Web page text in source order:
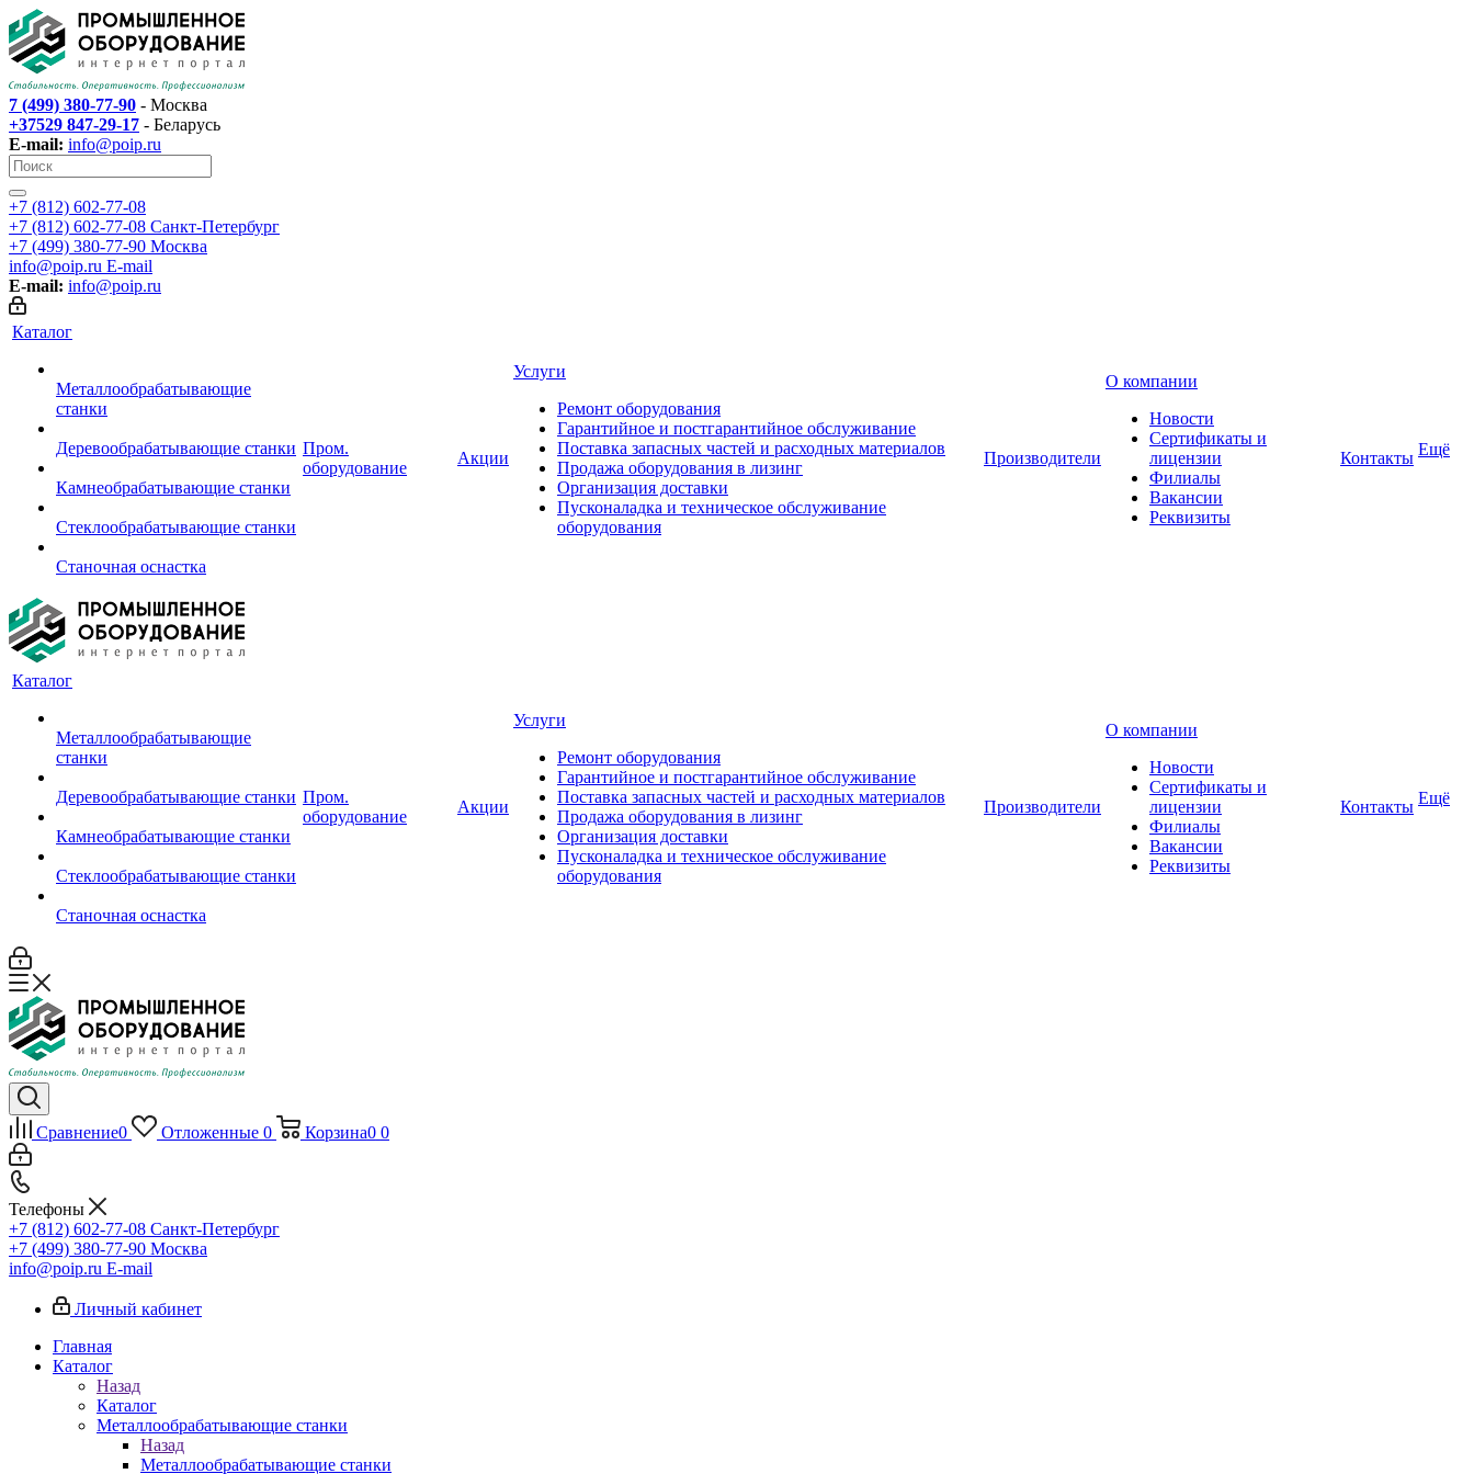
7 (499) 380-77-90 - Москва
+37529 847-29-17 - Беларусь
E-mail: info@poip.ru
+7 (812) 602-77-08
+7 (812) 602-77-08 Санкт-Петербург
+7 (499) 380-77-90 Москва
info@poip.ru E-mail
E-mail: info@poip.ru
Каталог
Металлообрабатывающие
станки
Деревообрабатывающие станки
Камнеобрабатывающие станки
Стеклообрабатывающие станки
Станочная оснастка
Пром.
оборудование
Акции
Услуги
Ремонт оборудования
Гарантийное и постгарантийное обслуживание
Поставка запасных частей и расходных материалов
Продажа оборудования в лизинг
Организация доставки
Пусконаладка и техническое обслуживание
оборудования
Производители
О компании
Новости
Сертификаты и
лицензии
Филиалы
Вакансии
Реквизиты
Контакты Ещё
Каталог
Металлообрабатывающие
станки
Деревообрабатывающие станки
Камнеобрабатывающие станки
Стеклообрабатывающие станки
Станочная оснастка
Пром.
оборудование
Акции
Услуги
Ремонт оборудования
Гарантийное и постгарантийное обслуживание
Поставка запасных частей и расходных материалов
Продажа оборудования в лизинг
Организация доставки
Пусконаладка и техническое обслуживание
оборудования
Производители
О компании
Новости
Сертификаты и
лицензии
Филиалы
Вакансии
Реквизиты
Контакты Ещё
Сравнение0 Отложенные 0 Корзина0 0
Телефоны
+7 (812) 602-77-08 Санкт-Петербург
+7 (499) 380-77-90 Москва
info@poip.ru E-mail
Личный кабинет
Главная
Каталог
Назад
Каталог
Металлообрабатывающие станки
Назад
Металлообрабатывающие станки